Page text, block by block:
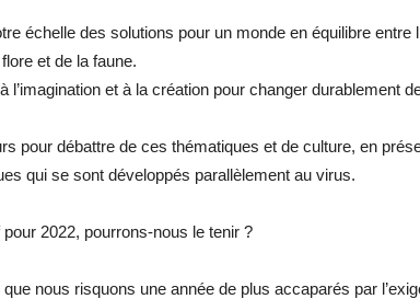
échelle des solutions pour un monde en équilibre entre
et de la faune.
l’imagination et à la création pour changer durablement
pour débattre de ces thématiques et de culture, en
qui se sont développés parallèlement au virus.
2022, pourrons-nous le tenir ?
nous risquons une année de plus accaparés par